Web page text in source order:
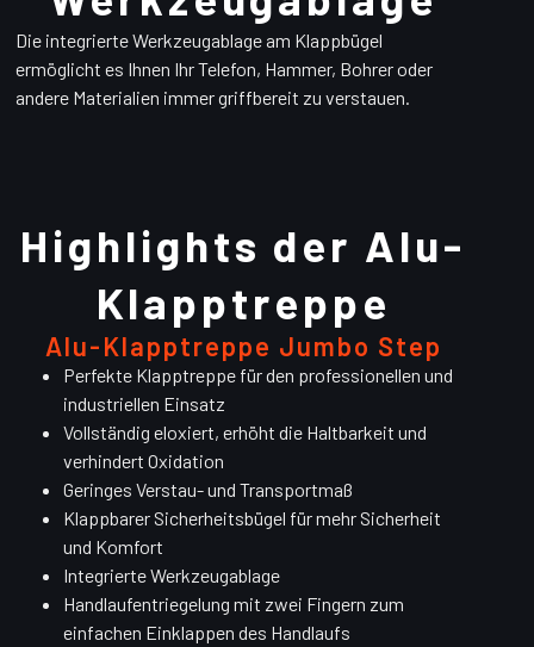
Die integrierte Werkzeugablage am Klappbügel
ermöglicht es Ihnen Ihr Telefon, Hammer, Bohrer oder
andere Materialien immer griffbereit zu verstauen.
Highlights der Alu-
Klapptreppe
Alu-Klapptreppe Jumbo Step
Perfekte Klapptreppe für den professionellen und
industriellen Einsatz
Vollständig eloxiert, erhöht die Haltbarkeit und
verhindert Oxidation
Geringes Verstau- und Transportmaß
Klappbarer Sicherheitsbügel für mehr Sicherheit
und Komfort
Integrierte Werkzeugablage
Handlaufentriegelung mit zwei Fingern zum
einfachen Einklappen des Handlaufs